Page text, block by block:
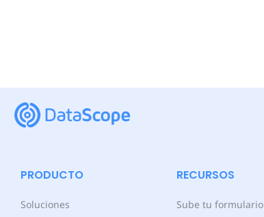
PRODUCTO
Soluciones
RECURSOS
Sube tu formulario